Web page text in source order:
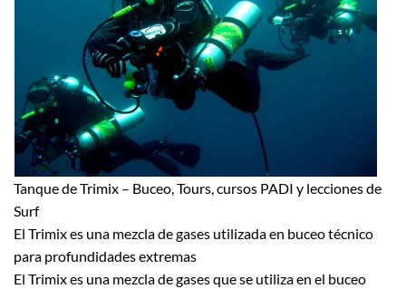
Tanque de Trimix – Buceo, Tours, cursos PADI y lecciones de
Surf
El Trimix es una mezcla de gases utilizada en buceo técnico
para profundidades extremas
El Trimix es una mezcla de gases que se utiliza en el buceo